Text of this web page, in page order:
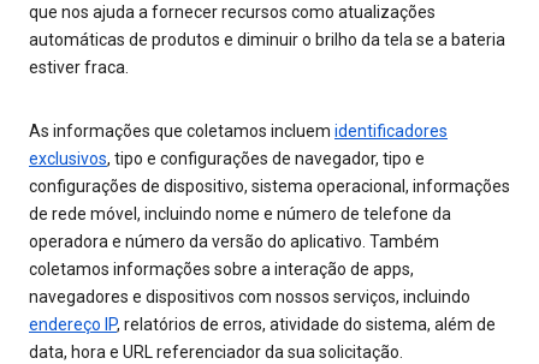
que nos ajuda a fornecer recursos como atualizações
automáticas de produtos e diminuir o brilho da tela se a bateria
estiver fraca.
As informações que coletamos incluem identificadores
exclusivos, tipo e configurações de navegador, tipo e
configurações de dispositivo, sistema operacional, informações
de rede móvel, incluindo nome e número de telefone da
operadora e número da versão do aplicativo. Também
coletamos informações sobre a interação de apps,
navegadores e dispositivos com nossos serviços, incluindo
endereço IP, relatórios de erros, atividade do sistema, além de
data, hora e URL referenciador da sua solicitação.